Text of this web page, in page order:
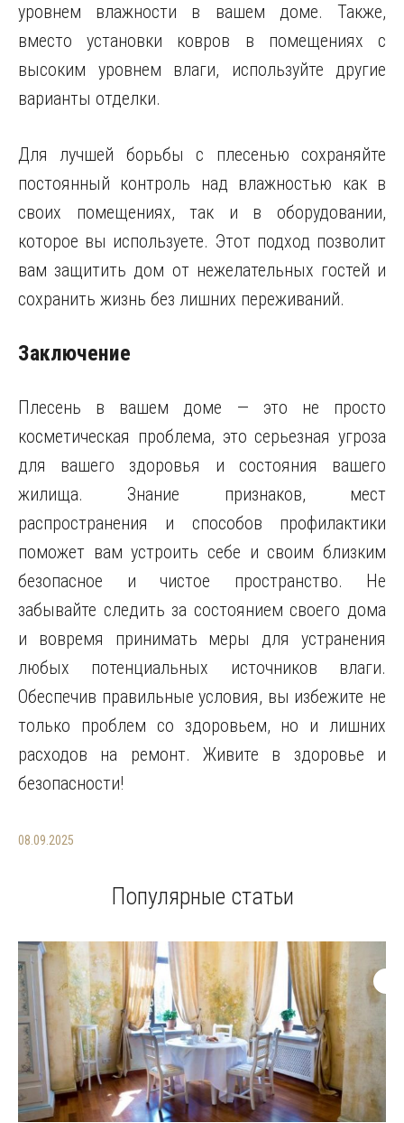
уровнем влажности в вашем доме. Также,
вместо установки ковров в помещениях с
высоким уровнем влаги, используйте другие
варианты отделки.
Для лучшей борьбы с плесенью сохраняйте
постоянный контроль над влажностью как в
своих помещениях, так и в оборудовании,
которое вы используете. Этот подход позволит
вам защитить дом от нежелательных гостей и
сохранить жизнь без лишних переживаний.
Заключение
Плесень в вашем доме — это не просто
косметическая проблема, это серьезная угроза
для вашего здоровья и состояния вашего
жилища. Знание признаков, мест
распространения и способов профилактики
поможет вам устроить себе и своим близким
безопасное и чистое пространство. Не
забывайте следить за состоянием своего дома
и вовремя принимать меры для устранения
любых потенциальных источников влаги.
Обеспечив правильные условия, вы избежите не
только проблем со здоровьем, но и лишних
расходов на ремонт. Живите в здоровье и
безопасности!
08.09.2025
Популярные статьи